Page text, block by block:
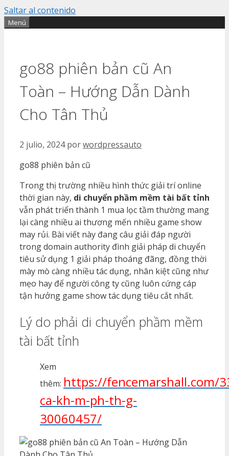
Saltar al contenido
Menú
go88 phiên bản cũ An
Toàn – Hướng Dẫn Dành
Cho Tân Thủ
2 julio, 2024 porwordpressauto
go88 phiên bản cũ
Trong thị trường nhiều hình thức giải trí online
thời gian này, di chuyển phầm mềm tài bất tỉnh
vẫn phát triển thành 1 mua lọc tầm thường mang
lại càng nhiều ai thương mến nhiều game show
may rủi. Bài viết này đang câu giải đáp người
trong domain authority đình giải pháp di chuyển
tiêu sử dụng 1 giải pháp thoáng đãng, đồng thời
mày mò càng nhiều tác dụng, nhân kiệt cũng như
mẹo hay để người công ty cũng luôn cứng cáp
tận hưởng game show tác dụng tiêu cắt nhất.
Lý do phải di chuyển phầm mềm
tài bất tỉnh
Xem
thêm: https://fencemarshall.com/
ca-kh-m-ph-th-g-
30060457/